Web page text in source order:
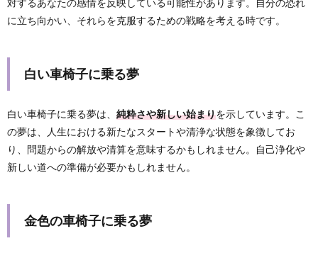
に立ち向かい、それらを克服するための戦略を考える時です。
白い車椅子に乗る夢
白い車椅子に乗る夢は、 純粋さや新しい始まりを示しています。こ
の夢は、人生における新たなスタートや清浄な状態を象徴してお
り、問題からの解放や清算を意味するかもしれません。自己浄化や
新しい道への準備が必要かもしれません。
金色の車椅子に乗る夢